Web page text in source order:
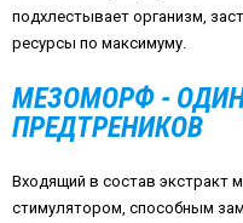
подхлестывает организм,
ресурсы по максимуму.
МЕЗОМОРФ -
ПРЕДТРЕНИКОВ
Входящий в состав экстракт
стимулятором, способным